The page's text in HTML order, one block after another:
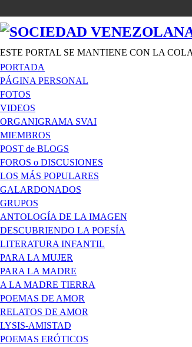
ESTE PORTAL SE MANTIENE CON LA
PORTADA
PÁGINA PERSONAL
FOTOS
VIDEOS
ORGANIGRAMA SVAI
MIEMBROS
POST de BLOGS
FOROS o DISCUSIONES
LOS MÁS POPULARES
GALARDONADOS
GRUPOS
ANTOLOGÍA DE LA IMAGEN
DESCUBRIENDO LA POESÍA
LITERATURA INFANTIL
PARA LA MUJER
PARA LA MADRE
A LA MADRE TIERRA
POEMAS DE AMOR
RELATOS DE AMOR
LYSIS-AMISTAD
POEMAS ERÓTICOS